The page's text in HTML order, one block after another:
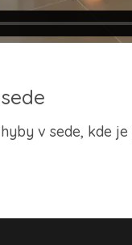
v sede, kde